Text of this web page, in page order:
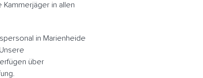
Kammerjäger in allen
in Marienheide
über